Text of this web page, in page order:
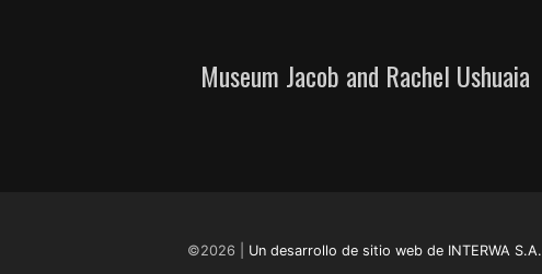
Museum Jacob and Rachel Ushuaia
©2026 | Un desarrollo de sitio web de INTERWA S.A.